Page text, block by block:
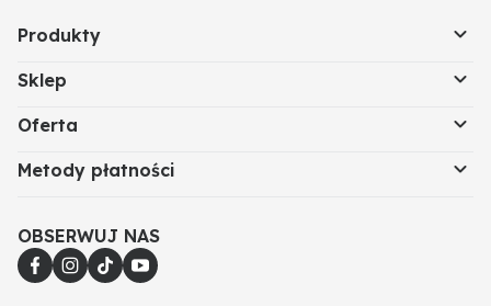
Produkty
Sklep
Oferta
Metody płatności
OBSERWUJ NAS